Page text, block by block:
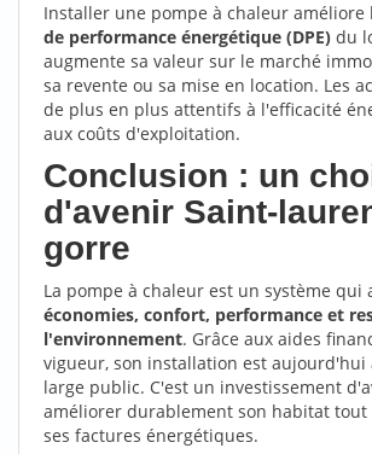
Installer une pompe à chaleur améliore
de performance énergétique (DPE) du
augmente sa valeur sur le marché
sa revente ou sa mise en location. Les
de plus en plus attentifs à l'efficacité
aux coûts d'exploitation.
Conclusion : un
d'avenir Saint-
gorre
La pompe à chaleur est un système qui
économies, confort, performance et
l'environnement. Grâce aux aides
vigueur, son installation est aujourd'hui
large public. C'est un investissement
améliorer durablement son habitat
ses factures énergétiques.